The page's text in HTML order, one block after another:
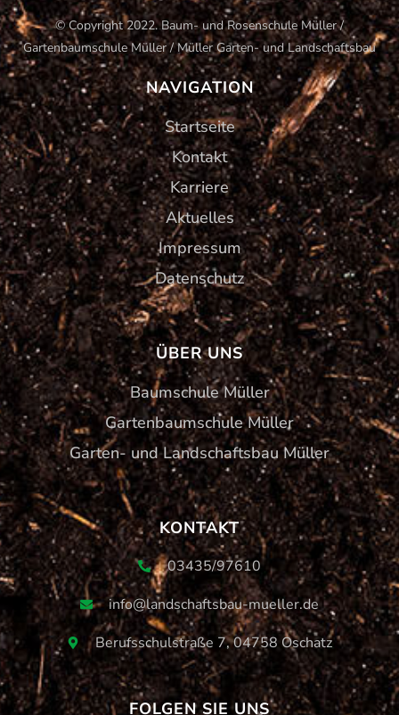
© Copyright 2022. Baum- und Rosenschule Müller /
Gartenbaumschule Müller / Müller Garten- und Landschaftsbau
NAVIGATION
Startseite
Kontakt
Karriere
Aktuelles
Impressum
Datenschutz
ÜBER UNS
Baumschule Müller
Gartenbaumschule Müller
Garten- und Landschaftsbau Müller
KONTAKT
03435/97610
info@landschaftsbau-mueller.de
Berufsschulstraße 7, 04758 Oschatz
FOLGEN SIE UNS